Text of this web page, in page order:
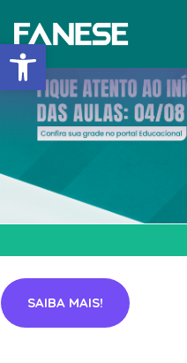
Barra de
SAIBA MAIS!